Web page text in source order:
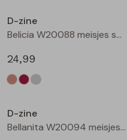
Jackjes
Blazers
Bermuda's
Rokken
Tops
Vesten
D-zine
Belicia W20088 meisjes sweatshirt Wijnrood
24,99
D-zine
Bellanita W20094 meisjes buiten jack Zand